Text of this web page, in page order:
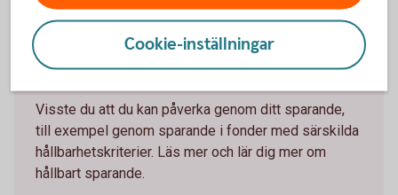
Spara hållbart
Visste du att du kan påverka genom ditt sparande,
till exempel genom sparande i fonder med särskilda
hållbarhetskriterier. Läs mer och lär dig mer om
hållbart sparande.
Cookie-inställningar